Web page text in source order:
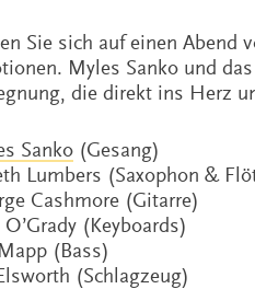
Sie sich auf einen Abend
Myles Sanko und
die direkt ins Herz
Sanko (Gesang)
Lumbers (Saxophon &
Cashmore (Gitarre)
(Keyboards)
(Bass)
(Schlagzeug)